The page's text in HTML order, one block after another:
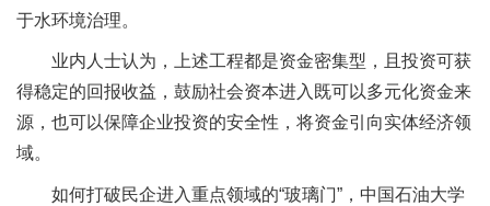
于水环境治理。
业内人士认为，上述工程都是资金密集型，且投资可获
得稳定的回报收益，鼓励社会资本进入既可以多元化资金来
源，也可以保障企业投资的安全性，将资金引向实体经济领
域。
如何打破民企进入重点领域的“玻璃门”，中国石油大学